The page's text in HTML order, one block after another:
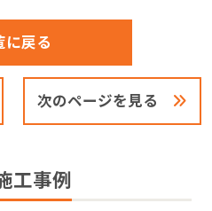
に戻る
次のページを見る
工事例